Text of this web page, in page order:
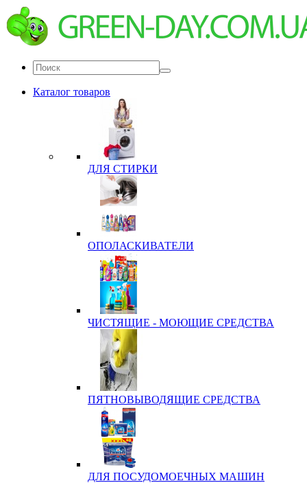
Каталог товаров
ДЛЯ СТИРКИ
ОПОЛАСКИВАТЕЛИ
ЧИСТЯЩИЕ - МОЮЩИЕ СРЕДСТВА
ПЯТНОВЫВОДЯЩИЕ СРЕДСТВА
ДЛЯ ПОСУДОМОЕЧНЫХ МАШИН